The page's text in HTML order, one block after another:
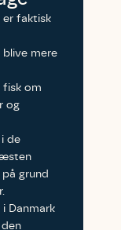
er faktisk
blive mere
fisk om
og
de
grund
Danmark
mig
Jeg
mig
Jeg
mig
Jeg